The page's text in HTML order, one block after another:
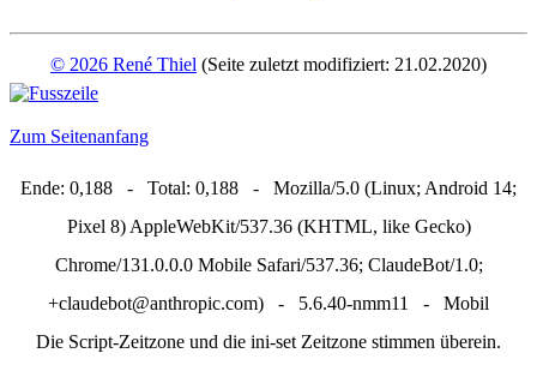
© 2026 René Thiel (Seite zuletzt modifiziert: 21.02.2020)
Zum Seitenanfang
Ende: 0,188 - Total: 0,188 - Mozilla/5.0 (Linux; Android 14;
Pixel 8) AppleWebKit/537.36 (KHTML, like Gecko)
Chrome/131.0.0.0 Mobile Safari/537.36; ClaudeBot/1.0;
+claudebot@anthropic.com) - 5.6.40-nmm11 - Mobil
Die Script-Zeitzone und die ini-set Zeitzone stimmen überein.